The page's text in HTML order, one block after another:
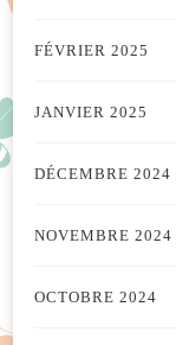
FÉVRIER 2025
JANVIER 2025
DÉCEMBRE 2024
NOVEMBRE 2024
OCTOBRE 2024